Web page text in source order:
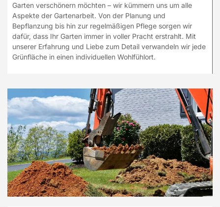
Garten verschönern möchten – wir kümmern uns um alle
Aspekte der Gartenarbeit. Von der Planung und
Bepflanzung bis hin zur regelmäßigen Pflege sorgen wir
dafür, dass Ihr Garten immer in voller Pracht erstrahlt. Mit
unserer Erfahrung und Liebe zum Detail verwandeln wir jede
Grünfläche in einen individuellen Wohlfühlort.